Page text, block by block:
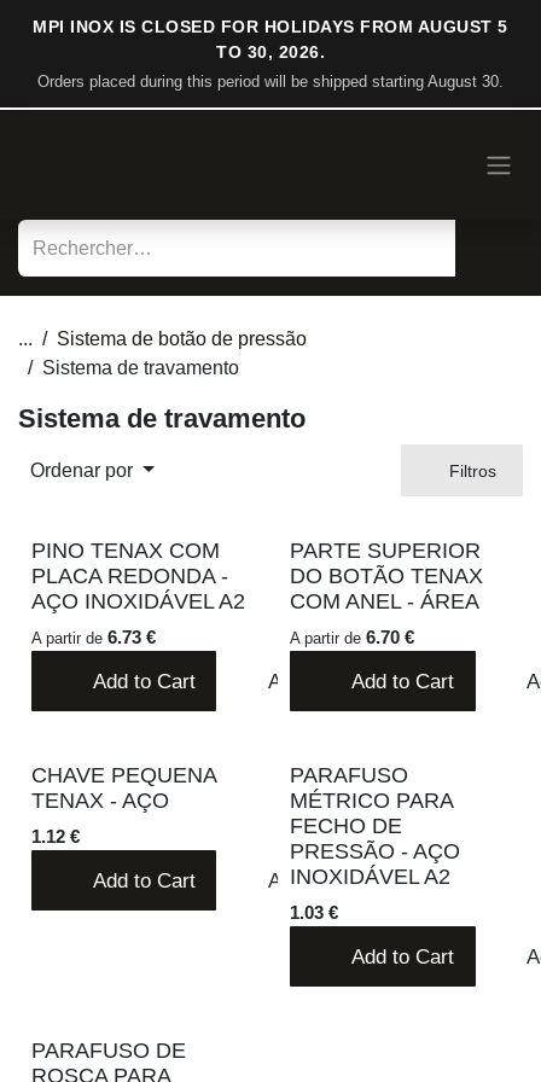
Pular para o conteúdo
MPI INOX IS CLOSED FOR HOLIDAYS FROM AUGUST 5
TO 30, 2026.
Orders placed during this period will be shipped starting August
30.
...
Sistema de botão de pressão
Sistema de travamento
Filtros
PINO TENAX COM PLACA
REDONDA - AÇO
INOXIDÁVEL A2
Add to Cart Adicionar à lista de
PARTE SUPERIOR DO
BOTÃO TENAX COM ANEL -
ÁREA
Add to Cart
CHAVE PEQUENA TENAX -
AÇO
Add to Cart Adicionar à lista de
PARAFUSO MÉTRICO PARA
FECHO DE PRESSÃO - AÇO
INOXIDÁVEL A2
1.03 €
Add to Cart
FECHO DE PRESSÃO - AÇO
INOXIDÁVEL A2